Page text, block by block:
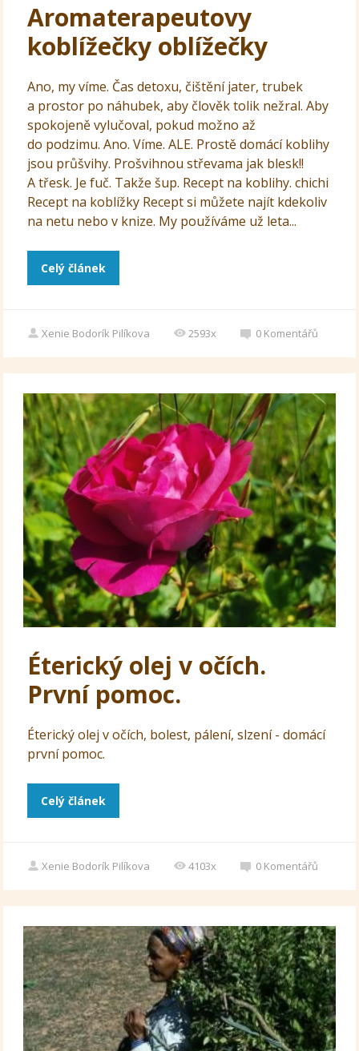
Aromaterapeutovy
koblížečky oblížečky
Ano, my víme. Čas detoxu, čištění jater, trubek
a prostor po náhubek, aby člověk tolik nežral. Aby
spokojeně vylučoval, pokud možno až
do podzimu. Ano. Víme. ALE. Prostě domácí koblihy
jsou průšvihy. Prošvihnou střevama jak blesk!!
A třesk. Je fuč. Takže šup. Recept na koblihy. chichi
Recept na koblížky Recept si můžete najít kdekoliv
na netu nebo v knize. My používáme už leta...
Celý článek
Xenie Bodorík Pilíkova 2593x 0 Komentářů
Éterický olej v očích.
První pomoc.
Éterický olej v očích, bolest, pálení, slzení - domácí
první pomoc.
Celý článek
Xenie Bodorík Pilíkova 4103x 0 Komentářů